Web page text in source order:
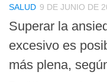
SALUD 9 DE JUNIO DE
Superar la
excesivo es
más plena,